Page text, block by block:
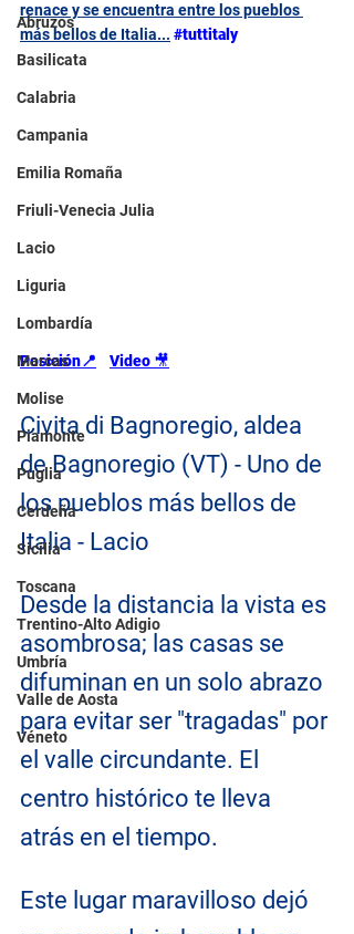
Abruzos
Basilicata
Calabria
Campania
Emilia Romaña
Friuli-Venecia Julia
Lacio
Liguria
Lombardía
Marcas
Molise
Piamonte
Puglia
Cerdeña
Sicilia
Toscana
Trentino-Alto Adigio
Umbría
Valle de Aosta
Véneto
renace y se encuentra entre los pueblos
más bellos de Italia... #tuttitaly
Posición📍 Video 🎥
Civita di Bagnoregio, aldea
de Bagnoregio (VT) - Uno de
los pueblos más bellos de
Italia - Lacio
Desde la distancia la vista es
asombrosa; las casas se
difuminan en un solo abrazo
para evitar ser "tragadas" por
el valle circundante. El
centro histórico te lleva
atrás en el tiempo.
Este lugar maravilloso dejó